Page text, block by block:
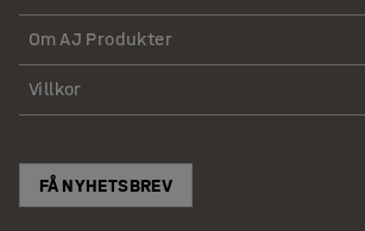
Om AJ Produkter
Villkor
FÅ NYHETSBREV